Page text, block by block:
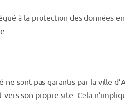
à la protection des données
sont pas garantis par la ville
son propre site. Cela